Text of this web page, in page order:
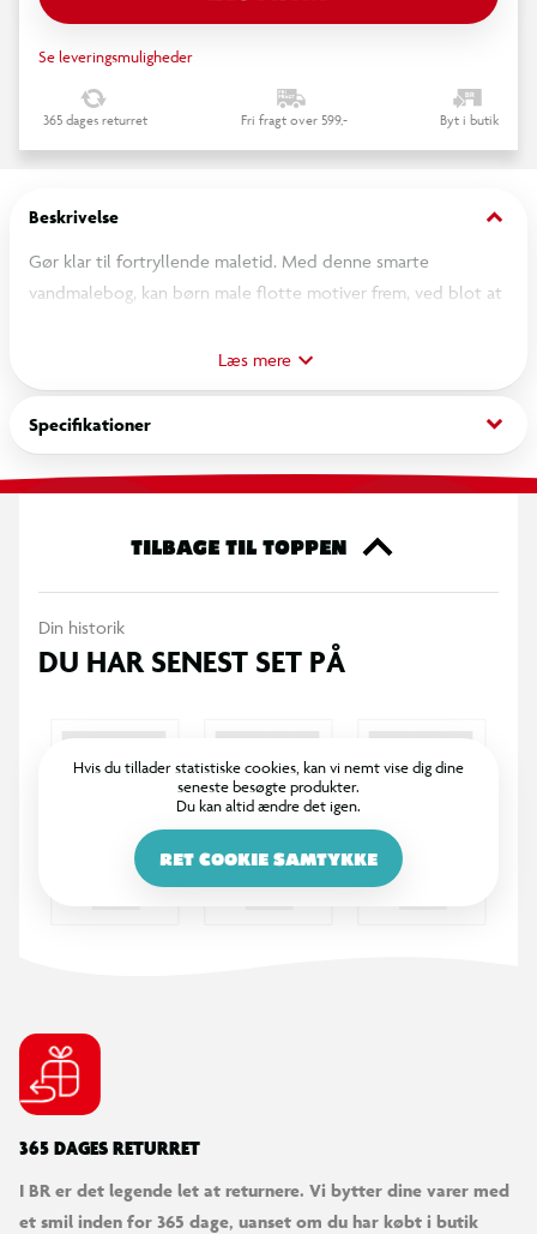
Se leveringsmuligheder
365 dages returret Fri fragt over 599,- Byt i butik
Beskrivelse keyboard_arrow_down
Gør klar til fortryllende maletid. Med denne smarte
vandmalebog, kan børn male flotte motiver frem, ved blot at
siderne. Farverne og figurerne toner stille og roligt frem, som
ved magi.
Når siden tørrer, forsvinder farverne igen. Så den kan bruges
om og om igen. Perfekt til hjemmebrug, på farten eller som en
Læs mere
Specifikationer keyboard_arrow_down
TILBAGE TIL TOPPEN
Din historik
DU HAR SENEST SET PÅ
Hvis du tillader statistiske cookies, kan vi nemt vise dig dine
seneste besøgte produkter.
Du kan altid ændre det igen.
RET COOKIE SAMTYKKE
365 DAGES RETURRET
I BR er det legende let at returnere. Vi bytter dine varer med
et smil inden for 365 dage, uanset om du har købt i butik